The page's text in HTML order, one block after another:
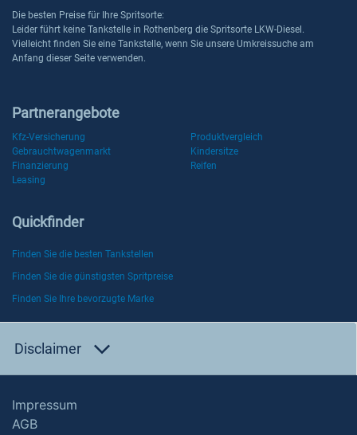
Die besten Preise für Ihre Spritsorte:
Leider führt keine Tankstelle in Rothenberg die Spritsorte LKW-Diesel.
Vielleicht finden Sie eine Tankstelle, wenn Sie unsere Umkreissuche am
Anfang dieser Seite verwenden.
Partnerangebote
Kfz-Versicherung
Produktvergleich
Gebrauchtwagenmarkt
Kindersitze
Finanzierung
Reifen
Leasing
Quickfinder
Finden Sie die besten Tankstellen
Finden Sie die günstigsten Spritpreise
Finden Sie Ihre bevorzugte Marke
Disclaimer
Impressum
AGB